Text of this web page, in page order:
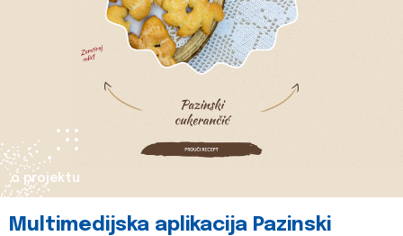
o projektu
Multimedijska aplikacija Pazinski